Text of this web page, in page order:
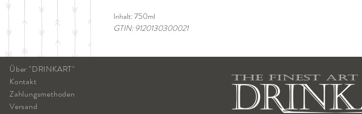
Inhalt: 750ml
GTIN: 9120130300021
Über "DRINKART"
Kontakt
Zahlungsmethoden
Versand